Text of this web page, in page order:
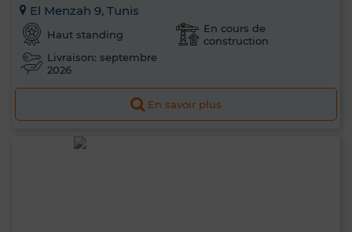
El Menzah 9, Tunis
Haut standing
En cours de
construction
Livraison: septembre
2026
En savoir plus